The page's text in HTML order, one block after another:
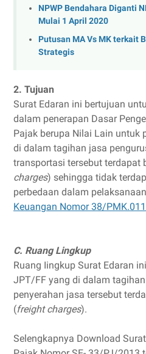
NPWP Bendahara Diganti
Mulai 1 April 2020
Putusan MA Vs MK terkait
Strategis
2. Tujuan
Surat Edaran ini bertujuan
dalam penerapan Dasar
Pajak berupa Nilai Lain untuk
di dalam tagihan jasa
transportasi tersebut terdapat
charges) sehingga tidak
perbedaan dalam pelaksanaan
Keuangan Nomor 38/
C. Ruang Lingkup
Ruang Iingkup Surat Edaran
JPT/FF yang di dalam
penyerahan jasa tersebut
(freight charges).
Selengkapnya Download